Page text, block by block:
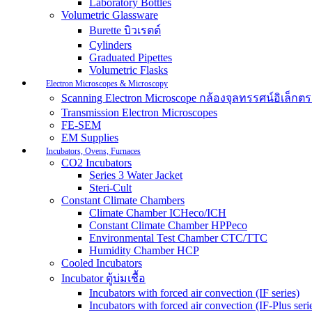
Laboratory Bottles
Volumetric Glassware
Burette บิวเรตต์
Cylinders
Graduated Pipettes
Volumetric Flasks
Electron Microscopes & Microscopy
Scanning Electron Microscope กล้องจุลทรรศน์อิเล็ก
Transmission Electron Microscopes
FE-SEM
EM Supplies
Incubators, Ovens, Furnaces
CO2 Incubators
Series 3 Water Jacket
Steri-Cult
Constant Climate Chambers
Climate Chamber ICHeco/ICH
Constant Climate Chamber HPPeco
Environmental Test Chamber CTC/TTC
Humidity Chamber HCP
Cooled Incubators
Incubator ตู้บ่มเชื้อ
Incubators with forced air convection (IF series)
Incubators with forced air convection (IF-Plus